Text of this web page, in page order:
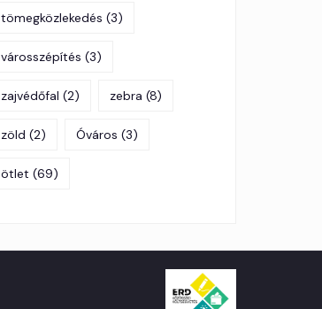
tömegközlekedés (3)
városszépítés (3)
zajvédőfal (2) zebra (8)
zöld (2) Óváros (3)
ötlet (69)